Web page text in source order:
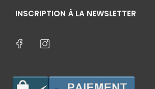
INSCRIPTION À LA NEWSLETTER